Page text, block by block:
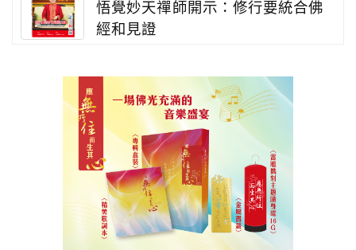
悟覺妙天禪師開示：修行要統合佛
經和見證